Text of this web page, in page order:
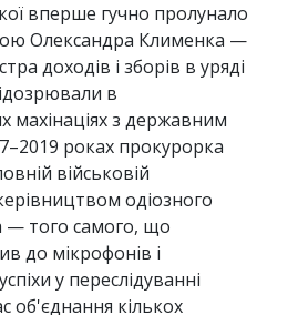
вперше гучно пролунало
Олександра Клименка —
доходів і зборів в уряді
в
махінаціях з державним
роках прокурорка
військовій
одіозного
— того самого, що
до мікрофонів і
у переслідуванні
об'єднання кількох